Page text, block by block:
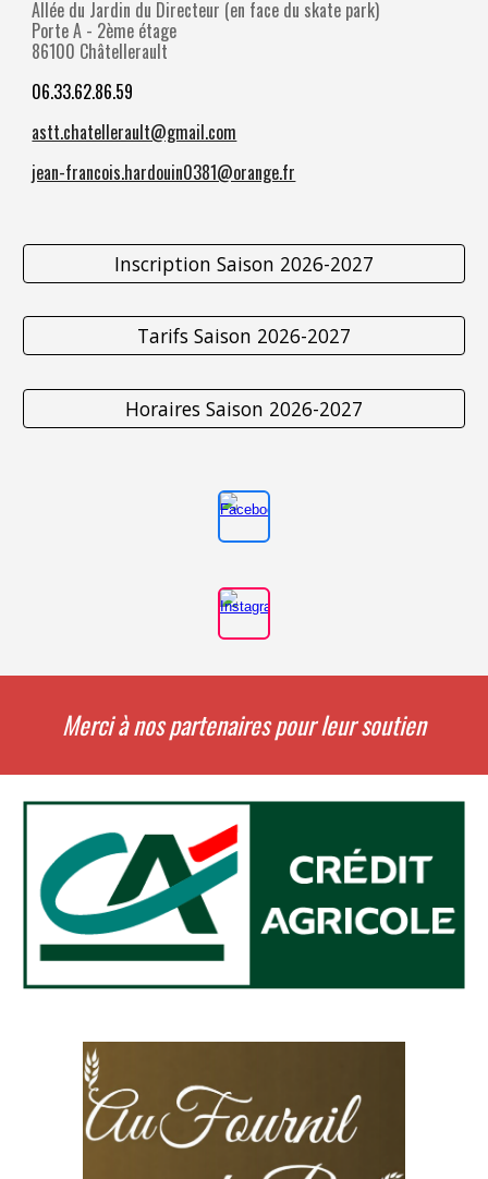
Allée du Jardin du Directeur (en face du skate park)
Porte A - 2ème étage
86100 Châtellerault
06.33.62.86.59
astt.chatellerault@gmail.com
jean-francois.hardouin0381@orange.fr
Inscription Saison 2026-2027
Tarifs Saison 2026-2027
Horaires Saison 2026-2027
Merci à nos partenaires pour leur soutien